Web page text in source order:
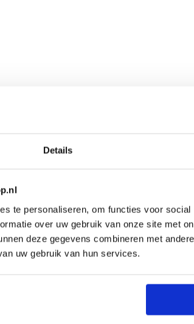
Details
te personaliseren, om functies voor
over uw gebruik van onze site met
deze gegevens combineren met
uw gebruik van hun services.